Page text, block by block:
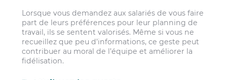
Lorsque vous demandez aux salariés de vous faire
part de leurs préférences pour leur planning de
travail, ils se sentent valorisés. Même si vous ne
recueillez que peu d’informations, ce geste peut
contribuer au moral de l’équipe et améliorer la
fidélisation.